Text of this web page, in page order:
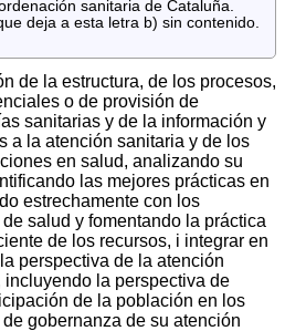
sanitaria de Cataluña.
deja a esta letra b) sin contenido.
de la estructura, de los procesos,
o de provisión de
sanitarias y de la información y
a la atención sanitaria y de los
en salud, analizando su
las mejores prácticas en
estrechamente con los
salud y fomentando la práctica
de los recursos, i integrar en
perspectiva de la atención
la perspectiva de
de la población en los
gobernanza de su atención